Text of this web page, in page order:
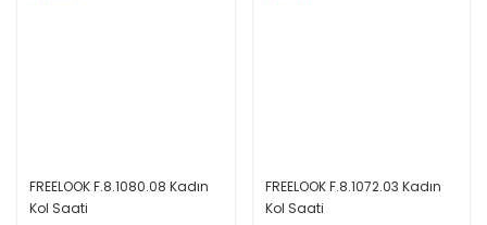
FREELOOK F.8.1080.08 Kadın
Kol Saati
FREELOOK F.8.1072.03 Kadın
Kol Saati